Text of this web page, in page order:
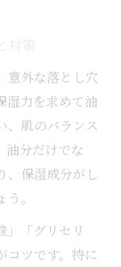
対策
意外な落とし穴
湿力を求めて油
、肌のバランス
油分だけでな
、保湿成分がし
。
」「グリセリ
コツです。特に